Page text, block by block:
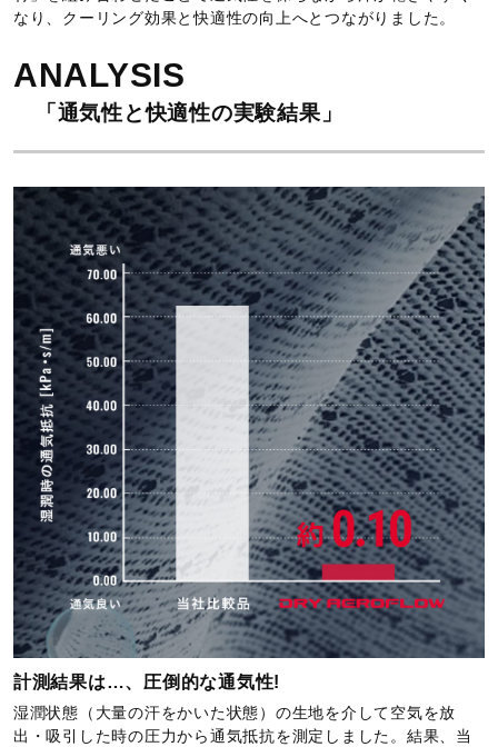
なり、クーリング効果と快適性の向上へとつながりました。
ANALYSIS
「通気性と快適性の実験結果」
計測結果は…、圧倒的な通気性!
湿潤状態（大量の汗をかいた状態）の生地を介して空気を放
出・吸引した時の圧力から通気抵抗を測定しました。結果、当